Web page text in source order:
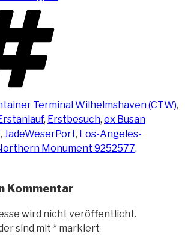
Terminal Wilhelmshaven (CTW),
, Erstbesuch, ex Busan
, JadeWeserPort, Los-Angeles-
Monument 9252577,
Kommentar
wird nicht veröffentlicht.
sind mit * markiert